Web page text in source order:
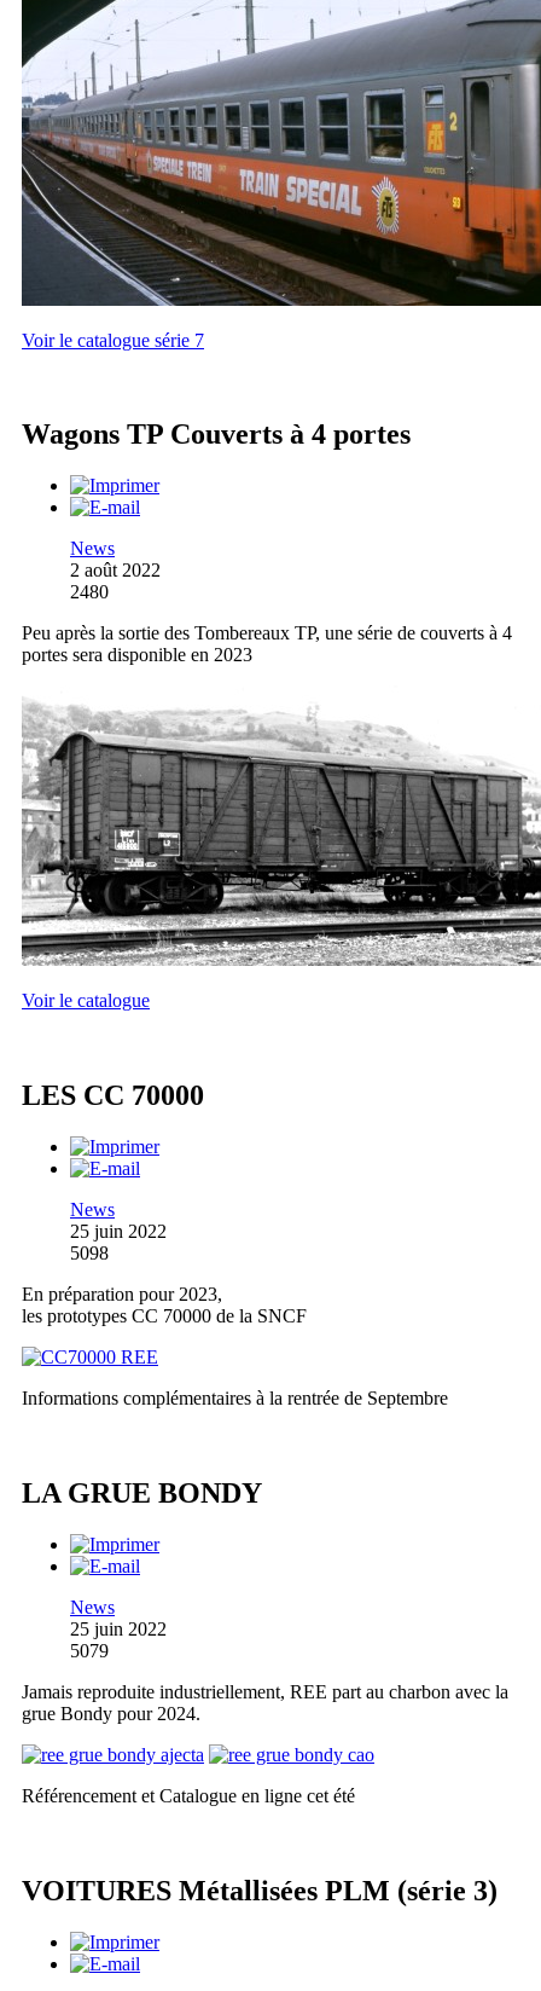
Voir le catalogue série 7
Wagons TP Couverts à 4 portes
News
2 août 2022
2480
Peu après la sortie des Tombereaux TP, une série de couverts à 4
portes sera disponible en 2023
Voir le catalogue
LES CC 70000
News
25 juin 2022
5098
En préparation pour 2023,
les prototypes CC 70000 de la SNCF
Informations complémentaires à la rentrée de Septembre
LA GRUE BONDY
News
25 juin 2022
5079
Jamais reproduite industriellement, REE part au charbon avec la
grue Bondy pour 2024.
Référencement et Catalogue en ligne cet été
VOITURES Métallisées PLM (série 3)